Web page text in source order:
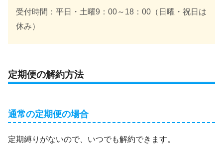
受付時間：平日・土曜9：00～18：00（日曜・祝日は
休み）
定期便の解約方法
通常の定期便の場合
定期縛りがないので、いつでも解約できます。